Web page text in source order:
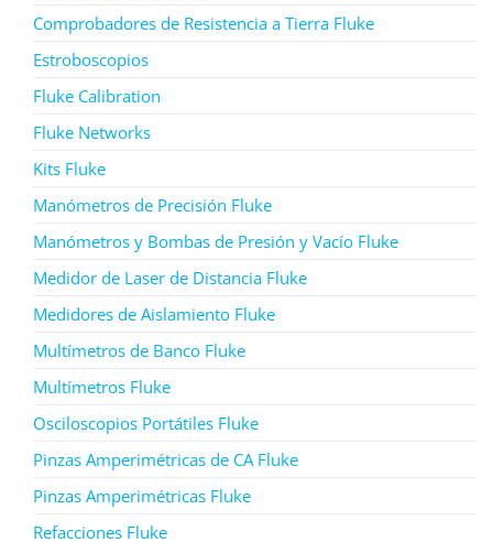
Comprobadores de Resistencia a Tierra Fluke
Estroboscopios
Fluke Calibration
Fluke Networks
Kits Fluke
Manómetros de Precisión Fluke
Manómetros y Bombas de Presión y Vacío Fluke
Medidor de Laser de Distancia Fluke
Medidores de Aislamiento Fluke
Multímetros de Banco Fluke
Multímetros Fluke
Osciloscopios Portátiles Fluke
Pinzas Amperimétricas de CA Fluke
Pinzas Amperimétricas Fluke
Refacciones Fluke